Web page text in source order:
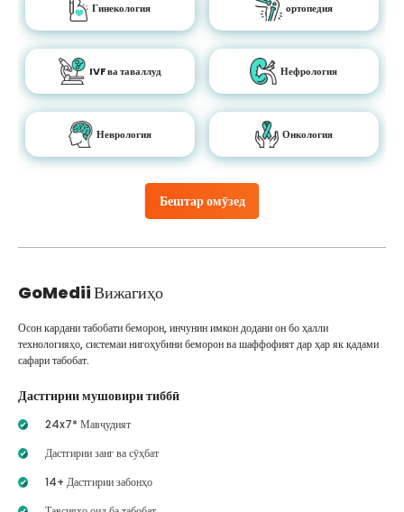
Бештар омӯзед
Гинекология ортопедия
IVF ва таваллуд Нефрология
Неврология Онкология
GoMediiВижагиҳо
Осон кардани табобати беморон, инчунин имкон додани он бо ҳалли
технологияҳо, системаи нигоҳубини беморон ва шаффофият дар ҳар як қадами
сафари табобат.
Дастгирии мушовири тиббӣ
24x7* Мавҷудият
Дастгирии занг ва сӯҳбат
14+ Дастгирии забонҳо